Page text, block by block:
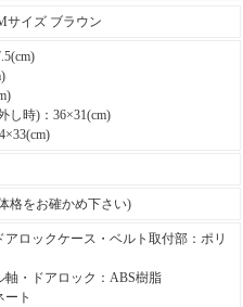
サイズ ブラウン
し時)：36×31(cm)
格をお確かめ下さい)
ロックケース・ベルト取付部：ポリ
軸・ドアロック：ABS樹脂
ート